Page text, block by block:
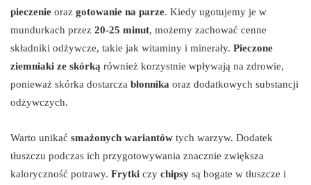
pieczenie oraz gotowanie na parze. Kiedy ugotujemy je w
mundurkach przez 20-25 minut, możemy zachować cenne
składniki odżywcze, takie jak witaminy i minerały. Pieczone
ziemniaki ze skórką również korzystnie wpływają na zdrowie,
ponieważ skórka dostarcza błonnika oraz dodatkowych substancji
odżywczych.
Warto unikać smażonych wariantów tych warzyw. Dodatek
tłuszczu podczas ich przygotowywania znacznie zwiększa
kaloryczność potrawy. Frytki czy chipsy są bogate w tłuszcze i